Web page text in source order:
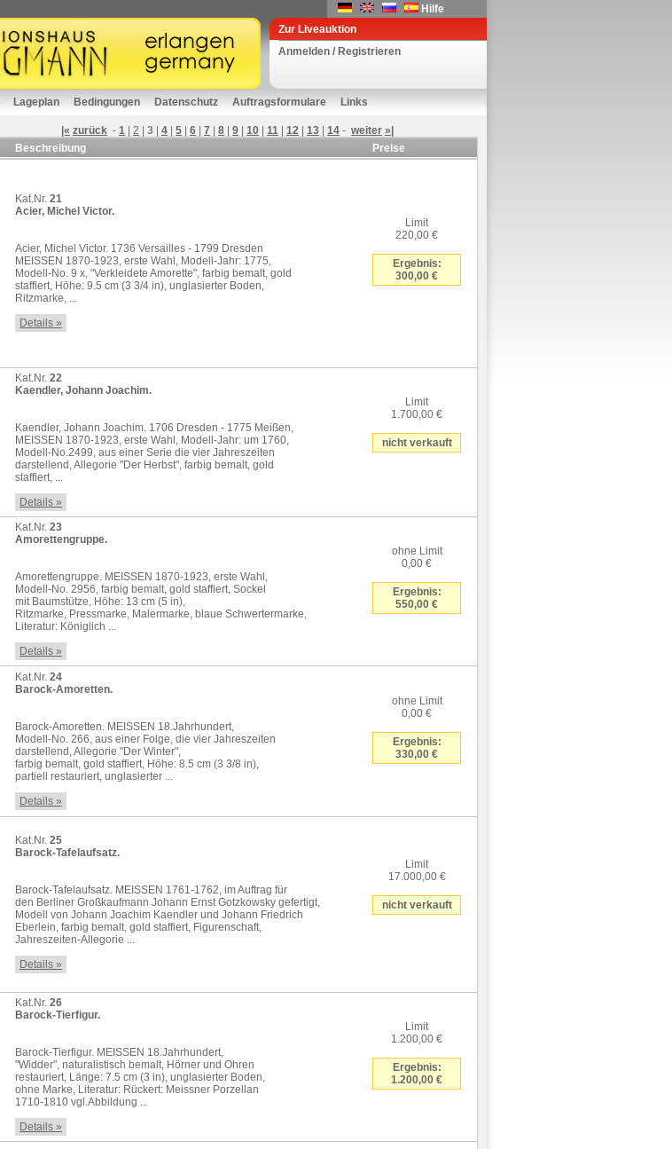
Hilfe
Zur Liveauktion
Anmelden / Registrieren
Lageplan Bedingungen Datenschutz Auftragsformulare Links
|« zurück - 1 2 3 4 5 6 7 8 9 10 11 12 13 14 - weiter »|
Beschreibung
Preise
Kat.Nr. 21
Acier, Michel Victor.
Acier, Michel Victor. 1736 Versailles - 1799 Dresden
MEISSEN 1870-1923, erste Wahl, Modell-Jahr: 1775,
Modell-No. 9 x, "Verkleidete Amorette", farbig bemalt, gold
staffiert, Höhe: 9.5 cm (3 3/4 in), unglasierter Boden,
Ritzmarke, ...
Details »
Limit
220,00 €
Ergebnis:
300,00 €
Kat.Nr. 22
Kaendler, Johann Joachim.
Kaendler, Johann Joachim. 1706 Dresden - 1775 Meißen,
MEISSEN 1870-1923, erste Wahl, Modell-Jahr: um 1760,
Modell-No.2499, aus einer Serie die vier Jahreszeiten
darstellend, Allegorie "Der Herbst", farbig bemalt, gold
staffiert, ...
Details »
Limit
1.700,00 €
nicht verkauft
Kat.Nr. 23
Amorettengruppe.
Amorettengruppe. MEISSEN 1870-1923, erste Wahl,
Modell-No. 2956, farbig bemalt, gold staffiert, Sockel
mit Baumstütze, Höhe: 13 cm (5 in),
Ritzmarke, Pressmarke, Malermarke, blaue Schwertermarke,
Literatur: Königlich ...
Details »
ohne Limit
0,00 €
Ergebnis:
550,00 €
Kat.Nr. 24
Barock-Amoretten.
Barock-Amoretten. MEISSEN 18.Jahrhundert,
Modell-No. 266, aus einer Folge, die vier Jahreszeiten
darstellend, Allegorie "Der Winter",
farbig bemalt, gold staffiert, Höhe: 8.5 cm (3 3/8 in),
partiell restauriert, unglasierter ...
Details »
ohne Limit
0,00 €
Ergebnis:
330,00 €
Kat.Nr. 25
Barock-Tafelaufsatz.
Barock-Tafelaufsatz. MEISSEN 1761-1762, im Auftrag für
den Berliner Großkaufmann Johann Ernst Gotzkowsky gefertigt,
Modell von Johann Joachim Kaendler und Johann Friedrich
Eberlein, farbig bemalt, gold staffiert, Figurenschaft,
Jahreszeiten-Allegorie ...
Details »
Limit
17.000,00 €
nicht verkauft
Kat.Nr. 26
Barock-Tierfigur.
Barock-Tierfigur. MEISSEN 18.Jahrhundert,
"Widder", naturalistisch bemalt, Hörner und Ohren
restauriert, Länge: 7.5 cm (3 in), unglasierter Boden,
ohne Marke, Literatur: Rückert: Meissner Porzellan
1710-1810 vgl.Abbildung ...
Details »
Limit
1.200,00 €
Ergebnis:
1.200,00 €